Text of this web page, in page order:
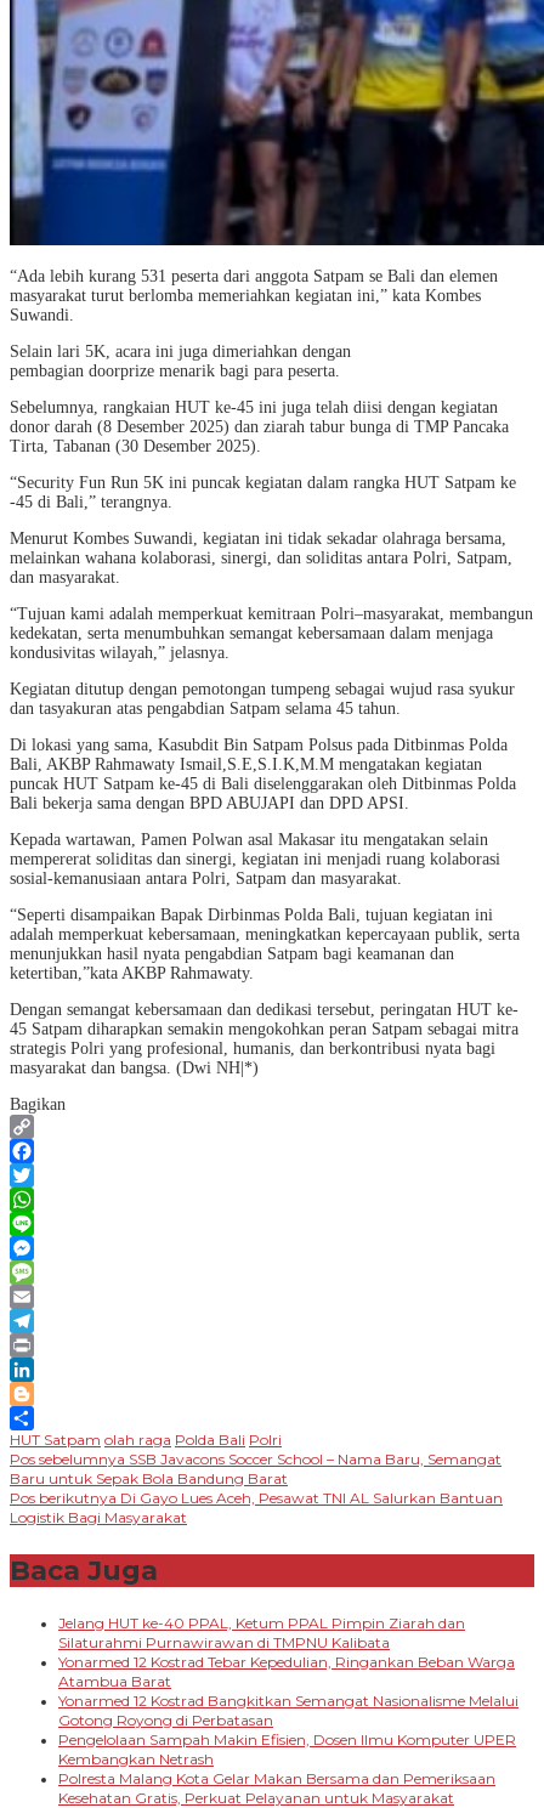
“Ada lebih kurang 531 peserta dari anggota Satpam se Bali dan elemen
masyarakat turut berlomba memeriahkan kegiatan ini,” kata Kombes
Suwandi.
Selain lari 5K, acara ini juga dimeriahkan dengan
pembagian doorprize menarik bagi para peserta.
Sebelumnya, rangkaian HUT ke-45 ini juga telah diisi dengan kegiatan
donor darah (8 Desember 2025) dan ziarah tabur bunga di TMP Pancaka
Tirta, Tabanan (30 Desember 2025).
“Security Fun Run 5K ini puncak kegiatan dalam rangka HUT Satpam ke
-45 di Bali,” terangnya.
Menurut Kombes Suwandi, kegiatan ini tidak sekadar olahraga bersama,
melainkan wahana kolaborasi, sinergi, dan soliditas antara Polri, Satpam,
dan masyarakat.
“Tujuan kami adalah memperkuat kemitraan Polri–masyarakat, membangun
kedekatan, serta menumbuhkan semangat kebersamaan dalam menjaga
kondusivitas wilayah,” jelasnya.
Kegiatan ditutup dengan pemotongan tumpeng sebagai wujud rasa syukur
dan tasyakuran atas pengabdian Satpam selama 45 tahun.
Di lokasi yang sama, Kasubdit Bin Satpam Polsus pada Ditbinmas Polda
Bali, AKBP Rahmawaty Ismail,S.E,S.I.K,M.M mengatakan kegiatan
puncak HUT Satpam ke-45 di Bali diselenggarakan oleh Ditbinmas Polda
Bali bekerja sama dengan BPD ABUJAPI dan DPD APSI.
Kepada wartawan, Pamen Polwan asal Makasar itu mengatakan selain
mempererat soliditas dan sinergi, kegiatan ini menjadi ruang kolaborasi
sosial-kemanusiaan antara Polri, Satpam dan masyarakat.
“Seperti disampaikan Bapak Dirbinmas Polda Bali, tujuan kegiatan ini
adalah memperkuat kebersamaan, meningkatkan kepercayaan publik, serta
menunjukkan hasil nyata pengabdian Satpam bagi keamanan dan
ketertiban,”kata AKBP Rahmawaty.
Dengan semangat kebersamaan dan dedikasi tersebut, peringatan HUT ke-
45 Satpam diharapkan semakin mengokohkan peran Satpam sebagai mitra
strategis Polri yang profesional, humanis, dan berkontribusi nyata bagi
masyarakat dan bangsa. (Dwi NH|*)
Bagikan
Copy
Link
Facebook
Twitter
WhatsApp
Line
Messenger
Message
Email
Telegram
Print
LinkedIn
Blogger
Share
HUT Satpam olah raga Polda Bali Polri
Navigasi
pos
Pos sebelumnya SSB Javacons Soccer School – Nama Baru, Semangat
Baru untuk Sepak Bola Bandung Barat
Pos berikutnya Di Gayo Lues Aceh, Pesawat TNI AL Salurkan Bantuan
Logistik Bagi Masyarakat
Baca Juga
Jelang HUT ke-40 PPAL, Ketum PPAL Pimpin Ziarah dan
Silaturahmi Purnawirawan di TMPNU Kalibata
Yonarmed 12 Kostrad Tebar Kepedulian, Ringankan Beban Warga
Atambua Barat
Yonarmed 12 Kostrad Bangkitkan Semangat Nasionalisme Melalui
Gotong Royong di Perbatasan
Pengelolaan Sampah Makin Efisien, Dosen Ilmu Komputer UPER
Kembangkan Netrash
Polresta Malang Kota Gelar Makan Bersama dan Pemeriksaan
Kesehatan Gratis, Perkuat Pelayanan untuk Masyarakat